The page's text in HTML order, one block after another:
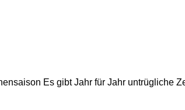
Es gibt Jahr für Jahr untrügliche